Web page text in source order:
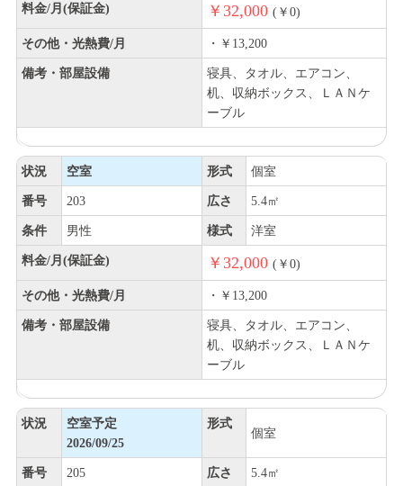
料金/月(保証金) ￥32,000 (￥0)
その他・光熱費/月 ・￥13,200
備考・部屋設備
寝具、タオル、エアコン、
机、収納ボックス、ＬＡＮケ
ーブル
状況 空室 形式 個室
番号 203 広さ 5.4㎡
条件 男性 様式 洋室
料金/月(保証金) ￥32,000 (￥0)
その他・光熱費/月 ・￥13,200
備考・部屋設備
寝具、タオル、エアコン、
机、収納ボックス、ＬＡＮケ
ーブル
状況
空室予定
2026/09/25
形式
個室
番号 205 広さ 5.4㎡